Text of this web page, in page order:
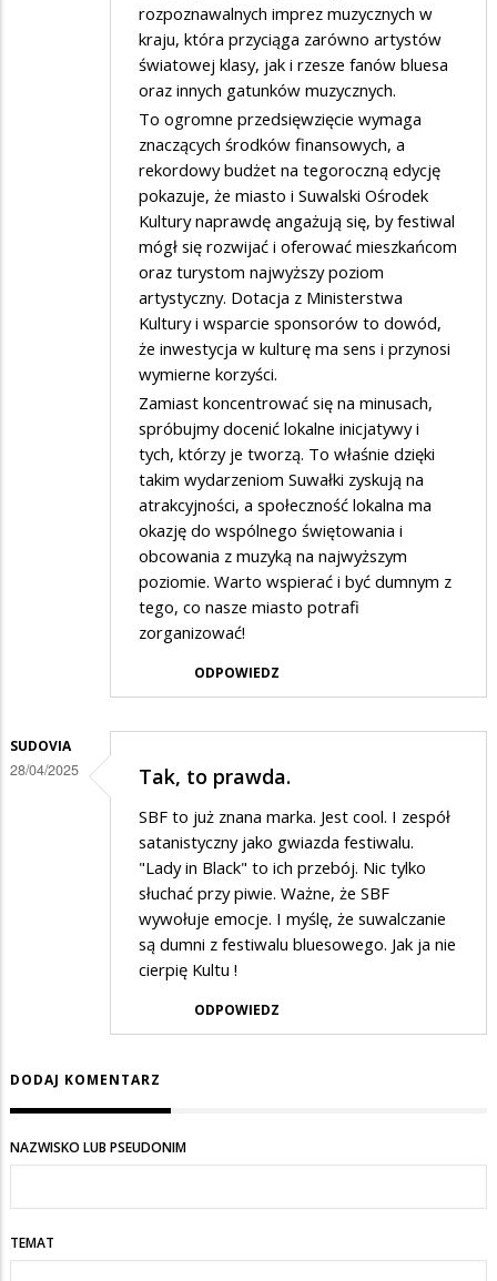
rozpoznawalnych imprez muzycznych w
kraju, która przyciąga zarówno artystów
światowej klasy, jak i rzesze fanów bluesa
oraz innych gatunków muzycznych.
To ogromne przedsięwzięcie wymaga
znaczących środków finansowych, a
rekordowy budżet na tegoroczną edycję
pokazuje, że miasto i Suwalski Ośrodek
Kultury naprawdę angażują się, by festiwal
mógł się rozwijać i oferować mieszkańcom
oraz turystom najwyższy poziom
artystyczny. Dotacja z Ministerstwa
Kultury i wsparcie sponsorów to dowód,
że inwestycja w kulturę ma sens i przynosi
wymierne korzyści.
Zamiast koncentrować się na minusach,
spróbujmy docenić lokalne inicjatywy i
tych, którzy je tworzą. To właśnie dzięki
takim wydarzeniom Suwałki zyskują na
atrakcyjności, a społeczność lokalna ma
okazję do wspólnego świętowania i
obcowania z muzyką na najwyższym
poziomie. Warto wspierać i być dumnym z
tego, co nasze miasto potrafi
zorganizować!
ODPOWIEDZ
SUDOVIA
28/04/2025 Tak, to prawda.
SBF to już znana marka. Jest cool. I zespół
satanistyczny jako gwiazda festiwalu.
"Lady in Black" to ich przebój. Nic tylko
słuchać przy piwie. Ważne, że SBF
wywołuje emocje. I myślę, że suwalczanie
są dumni z festiwalu bluesowego. Jak ja nie
cierpię Kultu !
ODPOWIEDZ
DODAJ KOMENTARZ
NAZWISKO LUB PSEUDONIM
TEMAT